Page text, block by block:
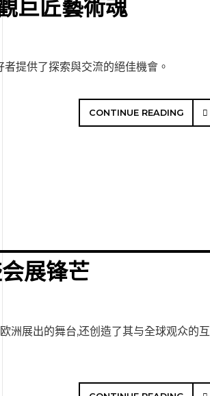
巨匠藝術魂
提供了探索與交流的絕佳機會。
CONTINUE READING
展锋芒
洲展出的舞台,还创造了其与全球观众的互